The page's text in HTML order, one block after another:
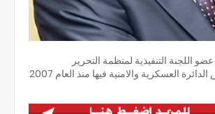
اللجنة التنفيذية لمنظمة التحرير
الفلسطينية ورئيس الدائرة العسكرية والامنية فيها منذ العام 2007